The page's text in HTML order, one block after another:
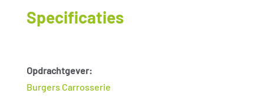
Specificaties
Opdrachtgever:
Burgers Carrosserie